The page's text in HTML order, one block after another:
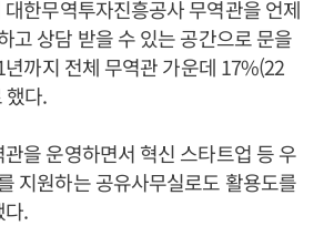
한무역투자진흥공사 무역관을 언제
고 상담 받을 수 있는 공간으로 문을
까지 전체 무역관 가운데 17%(22
했다.
을 운영하면서 혁신 스타트업 등 우
지원하는 공유사무실로도 활용도를
다.